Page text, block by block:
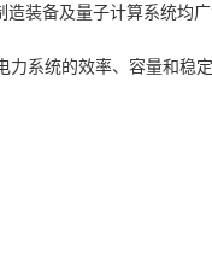
装备及量子计算系统均广
系统的效率、容量和稳